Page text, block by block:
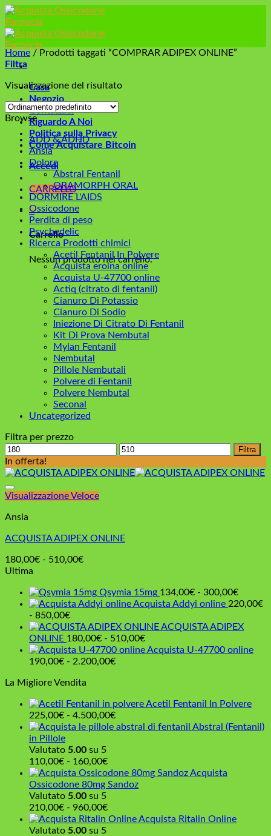
Skip
to
content
Casa
Negozio
Contattaci
Riguardo A Noi
Politica sulla Privacy
Come Acquistare Bitcoin
Accedi
CARRELLO
0
Carrello
Nessun prodotto nel carrello.
Home / Prodotti taggati “COMPRAR ADIPEX ONLINE”
Filtra
Visualizzazione del risultato
Browse
ADD & ADHD
Ansia
Dolore
Abstral Fentanil
ORAMORPH ORAL
DORMIRE L'AIDS
Ossicodone
Perdita di peso
Psychedelic
Ricerca Prodotti chimici
Acetil Fentanil In Polvere
Acquista eroina online
Acquista U-47700 online
Actiq (citrato di fentanil)
Cianuro Di Potassio
Cianuro Di Sodio
Iniezione Di Citrato Di Fentanil
Kit Di Prova Nembutal
Mylan Fentanil
Nembutal
Pillole Nembutali
Polvere di Fentanil
Polvere Nembutal
Seconal
Uncategorized
Filtra per prezzo
Prezzo
Min
Prezzo
Filtra
In offerta!
Visualizzazione Veloce
Ansia
ACQUISTA ADIPEX ONLINE
180,00€ - 510,00€Fascia
da
180,00€
510,00€
Ultima
Qsymia 15mg 134,00€ - 300,00€Fascia
di
da
a
Acquista Addyi online 220,00€
- 850,00€Fascia
di
prezzo:
da
220,00€
850,00€
ACQUISTA ADIPEX
ONLINE 180,00€ - 510,00€Fascia
di
510,00€
Acquista U-47700 online
190,00€ - 2.200,00€Fascia
190,00€
a
2.200,00€
La Migliore Vendita
Acetil Fentanil In Polvere
225,00€ - 4.500,00€Fascia
di
a
4.500,00€
Abstral (Fentanil)
in Pillole
Valutato 5.00 su 5
110,00€ - 160,00€Fascia
di
prezzo:
110,00€
a
Acquista
Ossicodone 80mg Sandoz
Valutato 5.00 su 5
210,00€ - 960,00€Fascia
di
Acquista Ritalin Online
Valutato 5.00 su 5